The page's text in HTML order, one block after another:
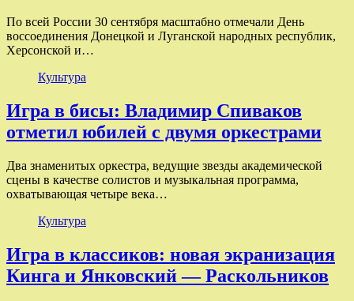
По всей России 30 сентября масштабно отмечали День
воссоединения Донецкой и Луганской народных республик,
Херсонской и…
Культура
Игра в бисы: Владимир Спиваков
отметил юбилей с двумя оркестрами
Два знаменитых оркестра, ведущие звезды академической
сцены в качестве солистов и музыкальная программа,
охватывающая четыре века…
Культура
Игра в классиков: новая экранизация
Кинга и Янковский — Раскольников